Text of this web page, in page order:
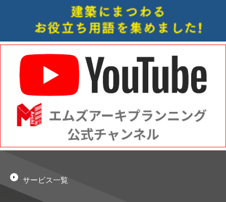
サービス一覧